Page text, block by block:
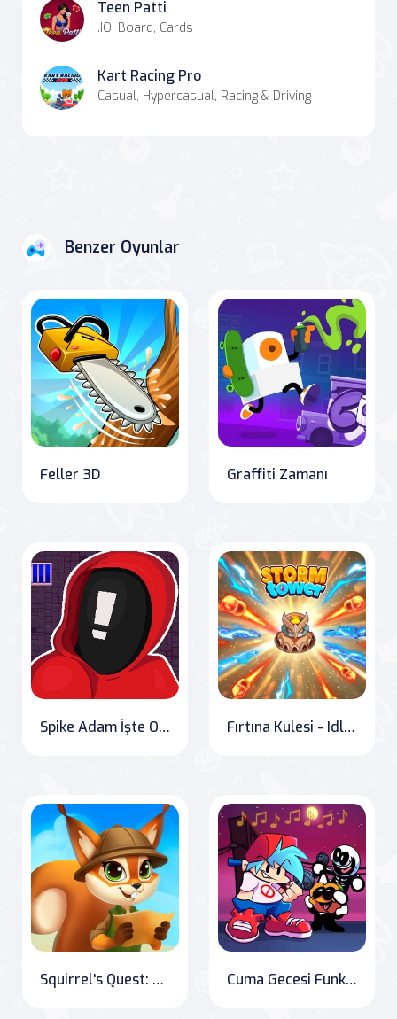
Teen Patti
.IO, Board, Cards
Kart Racing Pro
Casual, Hypercasual, Racing & Driving
Benzer Oyunlar
Feller 3D Graffiti Zamanı
Spike Adam İşte O Seviye Fırtına Kulesi - Idle Piksel TD
Squirrel's Quest: The Search for Johnny Cuma Gecesi Funkin Müzik Notları